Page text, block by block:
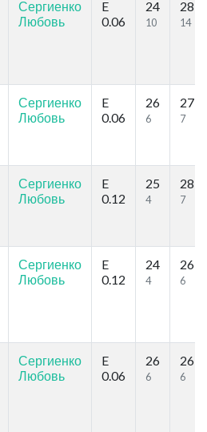
Сергиенко
Любовь
E
0.06
24
10
28
14
Сергиенко
Любовь
E
0.06
26
6
27
7
Сергиенко
Любовь
E
0.12
25
4
28
7
Сергиенко
Любовь
E
0.12
24
4
26
6
Сергиенко
Любовь
E
0.06
26
6
26
6